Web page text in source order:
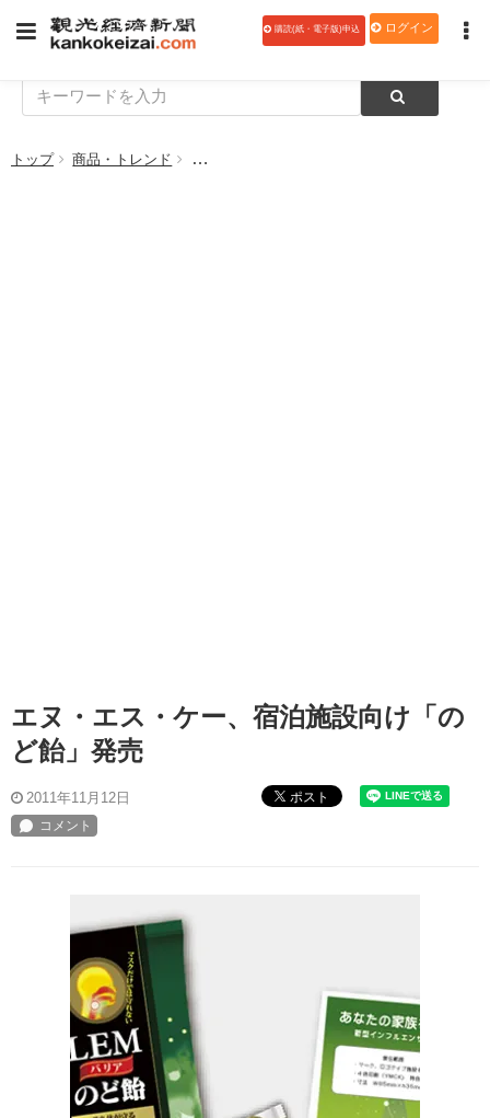
購読(紙・電子版)申込 ログイン
トップ 商品・トレンド エヌ・エス・ケー、宿泊施設向け「のど飴」
エヌ・エス・ケー、宿泊施設向け「の
ど飴」発売
2011年11月12日 ポスト